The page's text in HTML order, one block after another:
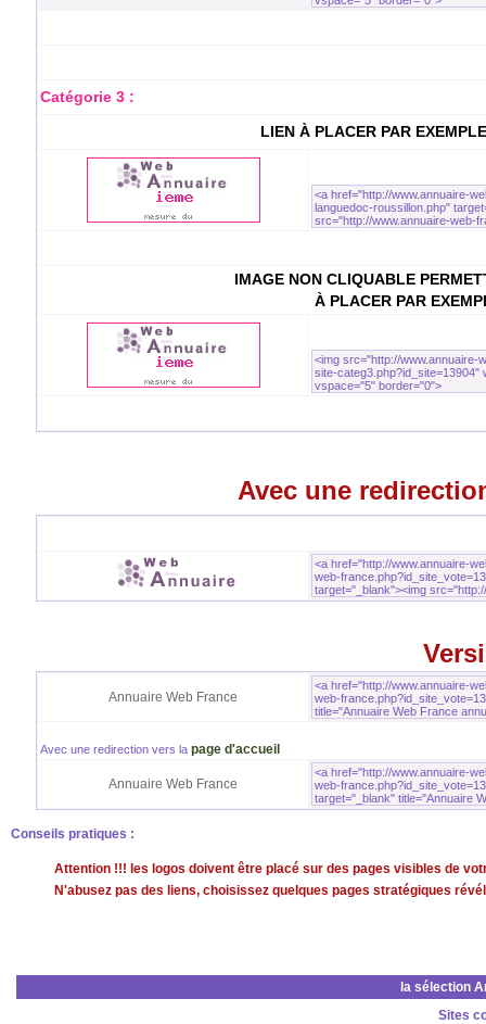
Catégorie 3 :
LIEN À PLACER PAR
IMAGE NON CLIQUABLE
À PLACER PAR
Avec une
Annuaire Web France
Avec une redirection vers la page d'accueil
Annuaire Web France
Conseils pratiques :
Attention !!! les logos doivent être placé sur des pages visibles de
N'abusez pas des liens, choisissez quelques pages stratégiques
la sélection
Sites